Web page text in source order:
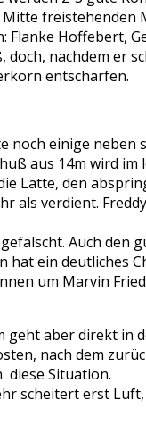
freistehenden
Flanke Hoffebert,
nachdem er
entschärfen.
noch einige
aus 14m wird
Latte, den
als verdient.
Auch
ein deutliches
um Marvin
aber direkt in
nach dem
diese Situation.
scheitert erst